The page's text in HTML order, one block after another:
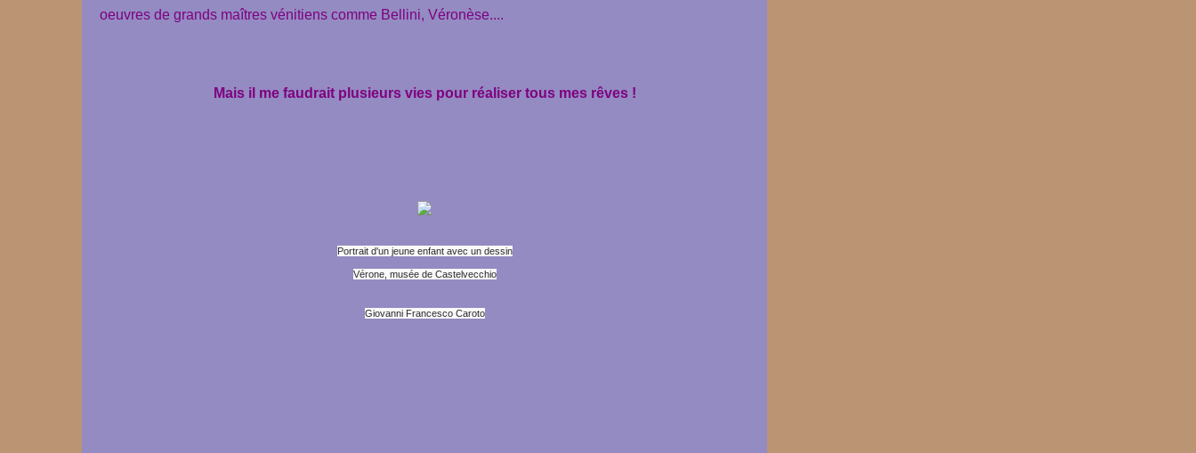
oeuvres de grands maîtres vénitiens comme Bellini, Véronèse....
Mais il me faudrait plusieurs vies pour réaliser tous mes rêves !
Portrait d'un jeune enfant avec un dessin
Vérone, musée de Castelvecchio
Giovanni Francesco Caroto